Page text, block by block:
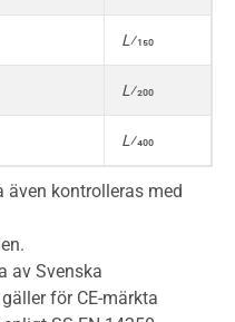
L⁄150
L⁄200
L⁄400
även kontrolleras med
av Svenska
för CE-märkta